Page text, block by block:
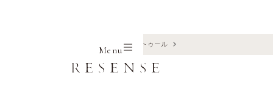
Menu
バトゥール